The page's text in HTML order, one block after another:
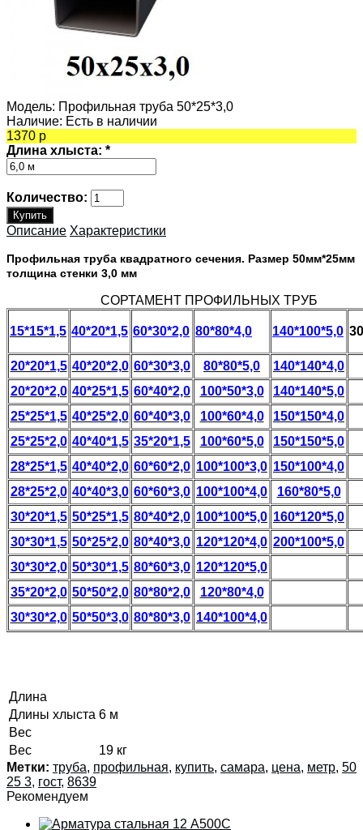
Модель: Профильная труба 50*25*3,0
Наличие: Есть в наличии
1370 р
Длина хлыста: *
Количество:
Описание Характеристики
Профильная труба квадратного сечения. Размер 50мм*25мм
толщина стенки 3,0 мм
СОРТАМЕНТ ПРОФИЛЬНЫХ ТРУБ
15*15*1,5 40*20*1,5 60*30*2,0 80*80*4,0 140*100*5,0
20*20*1,5 40*20*2,0 60*30*3,0 80*80*5,0
140*140*4,0
20*20*2,0 40*25*1,5 60*40*2,0 100*50*3,0
140*140*5,0
25*25*1,5 40*25*2,0 60*40*3,0 100*60*4,0
150*150*4,0
25*25*2,0 40*40*1,5 35*20*1,5 100*60*5,0
150*150*5,0
28*25*1,5 40*40*2,0 60*60*2,0 100*100*3,0 150*100*4,0
28*25*2,0 40*40*3,0 60*60*3,0 100*100*4,0
160*80*5,0
30*20*1,5 50*25*1,5 80*40*2,0 100*100*5,0 160*120*5,0
30*30*1,5 50*25*2,0 80*40*3,0 120*120*4,0 200*100*5,0
30*30*2,0 50*30*1,5 80*60*3,0 120*120*5,0
35*20*2,0 50*50*2,0 80*80*2,0
120*80*4,0
30*30*2,0 50*50*3,0 80*80*3,0 140*100*4,0
Длина
Длины хлыста 6 м
Вес
Вес
19 кг
Метки: труба, профильная, купить, самара, цена, метр, 50
25 3, гост, 8639
Рекомендуем